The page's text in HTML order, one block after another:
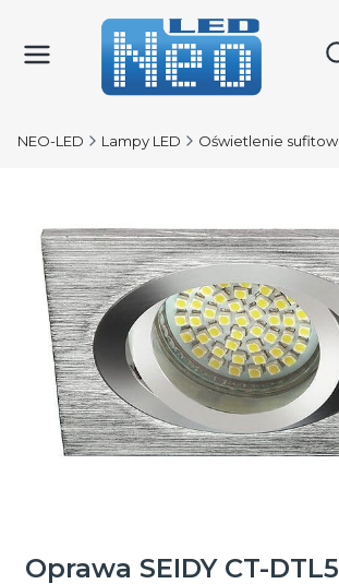
NEO-LED Lampy LED Oświetlenie
Oprawa SEIDY CT-